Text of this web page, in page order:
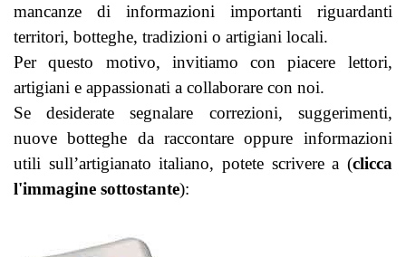
mancanze di informazioni importanti riguardanti
territori, botteghe, tradizioni o artigiani locali.
Per questo motivo, invitiamo con piacere lettori,
artigiani e appassionati a collaborare con noi.
Se desiderate segnalare correzioni, suggerimenti,
nuove botteghe da raccontare oppure informazioni
utili sull’artigianato italiano, potete scrivere a (clicca
l'immagine sottostante):